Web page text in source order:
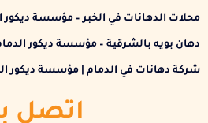
محلات الدهانات في الخبر – مؤسسة ديكور
دهان بويه بالشرقية – مؤسسة ديكور
شركة دهانات في الدمام | مؤسسة ديكور
اتصل